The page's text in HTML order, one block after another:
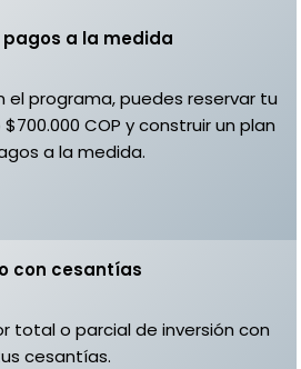
pagos a la medida
el programa, puedes reservar tu
COP y construir un plan
a la medida.
con cesantías
total o parcial de inversión con
cesantías.